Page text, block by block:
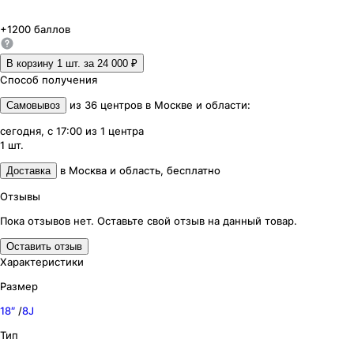
+1200 баллов
В корзину 1 шт. за 24 000 ₽
Способ получения
Самовывоз из 36 центров в Москве и области:
сегодня, с 17:00 из 1 центра
1 шт.
Доставка в Москва и область, бесплатно
Отзывы
Пока отзывов нет. Оставьте свой отзыв на данный товар.
Оставить отзыв
Характеристики
Размер
18″ /8J
Тип